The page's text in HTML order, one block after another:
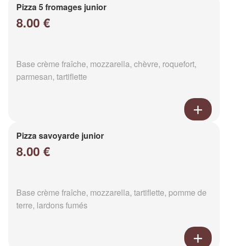
Pizza 5 fromages junior
8.00 €
Base crème fraîche, mozzarella, chèvre, roquefort,
parmesan, tartiflette
Pizza savoyarde junior
8.00 €
Base crème fraîche, mozzarella, tartiflette, pomme de
terre, lardons fumés